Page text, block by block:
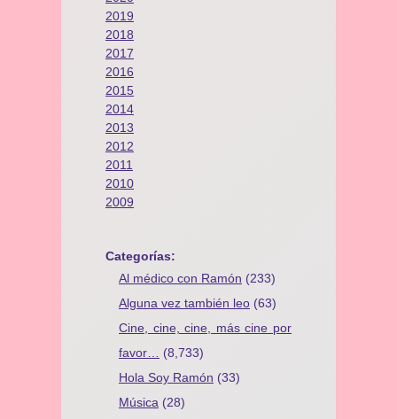
2019
2018
2017
2016
2015
2014
2013
2012
2011
2010
2009
Categorías:
Al médico con Ramón (233)
Alguna vez también leo (63)
Cine, cine, cine, más cine por
favor…
(8,733)
Hola Soy Ramón (33)
Música (28)